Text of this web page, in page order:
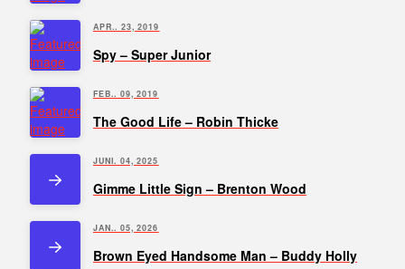
APR.. 23, 2019
Spy – Super Junior
FEB.. 09, 2019
The Good Life – Robin Thicke
JUNI. 04, 2025
Gimme Little Sign – Brenton Wood
JAN.. 05, 2026
Brown Eyed Handsome Man – Buddy Holly